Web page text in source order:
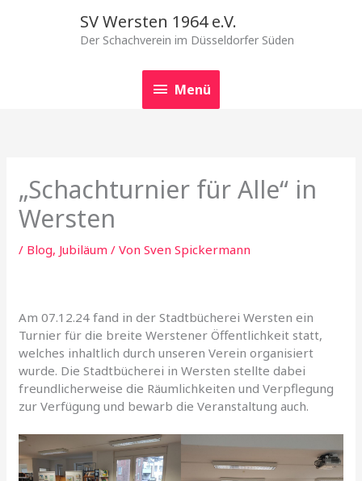
SV Wersten 1964 e.V.
Der Schachverein im Düsseldorfer Süden
Menü
Menü
„Schachturnier für Alle“ in
Wersten
/ Blog, Jubiläum / VonSven Spickermann
Am 07.12.24 fand in der Stadtbücherei Wersten ein
Turnier für die breite Werstener Öffentlichkeit statt,
welches inhaltlich durch unseren Verein organisiert
wurde. Die Stadtbücherei in Wersten stellte dabei
freundlicherweise die Räumlichkeiten und Verpflegung
zur Verfügung und bewarb die Veranstaltung auch.